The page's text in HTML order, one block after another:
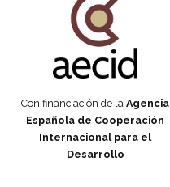
Con financiación de la Agencia
Española de Cooperación
Internacional para el
Desarrollo